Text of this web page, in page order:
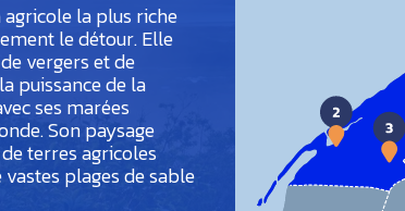
agricole la plus riche
le détour. Elle
vergers et de
puissance de la
ses marées
Son paysage
terres agricoles
plages de sable